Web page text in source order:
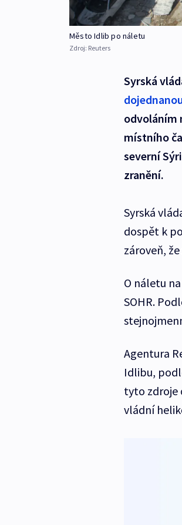
Město Idlib po náletu
Zdroj: Reuters
Syrská
odvoláním
místního
severní
zranění.
Syrská
dospět k
zároveň,
O náletu
SOHR.
Agentura
Idlibu,
tyto zdroje
vládní